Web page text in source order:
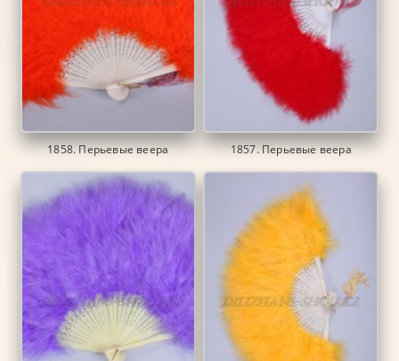
1858. Перьевые веера 1857. Перьевые веера